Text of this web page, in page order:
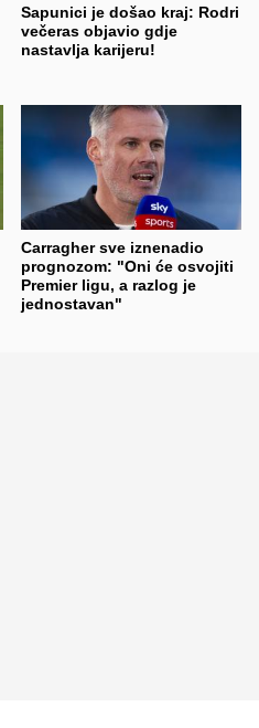
Sapunici je došao kraj: Rodri
večeras objavio gdje
nastavlja karijeru!
Carragher sve iznenadio
prognozom: "Oni će osvojiti
Premier ligu, a razlog je
jednostavan"